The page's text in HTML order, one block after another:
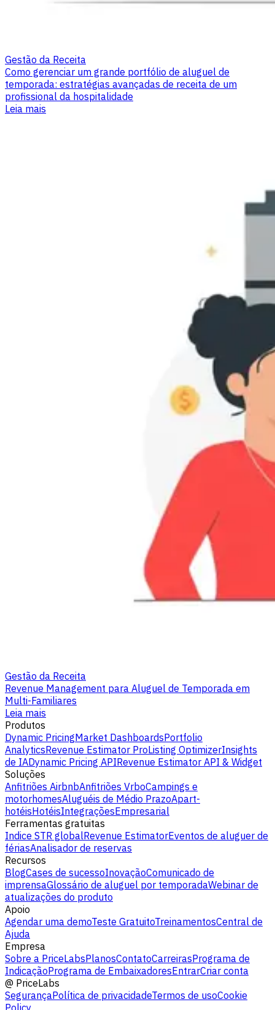
Gestão da Receita
Como gerenciar um grande portfólio de aluguel de
temporada: estratégias avançadas de receita de um
profissional da hospitalidade
Leia mais
Gestão da Receita
Revenue Management para Aluguel de Temporada em
Multi-Familiares
Leia mais
Produtos
Dynamic PricingMarket DashboardsPortfolio
AnalyticsRevenue Estimator ProListing OptimizerInsights
de IADynamic Pricing APIRevenue Estimator API & Widget
Soluções
Anfitriões AirbnbAnfitriões VrboCampings e
motorhomesAluguéis de Médio PrazoApart-
hotéisHotéisIntegraçõesEmpresarial
Ferramentas gratuitas
Indice STR globalRevenue EstimatorEventos de aluguer de
fériasAnalisador de reservas
Recursos
BlogCases de sucessoInovaçãoComunicado de
imprensaGlossário de aluguel por temporadaWebinar de
atualizações do produto
Apoio
Agendar uma demoTeste GratuitoTreinamentosCentral de
Ajuda
Empresa
Sobre a PriceLabsPlanosContatoCarreirasPrograma de
IndicaçãoPrograma de EmbaixadoresEntrarCriar conta
@ PriceLabs
SegurançaPolítica de privacidadeTermos de usoCookie